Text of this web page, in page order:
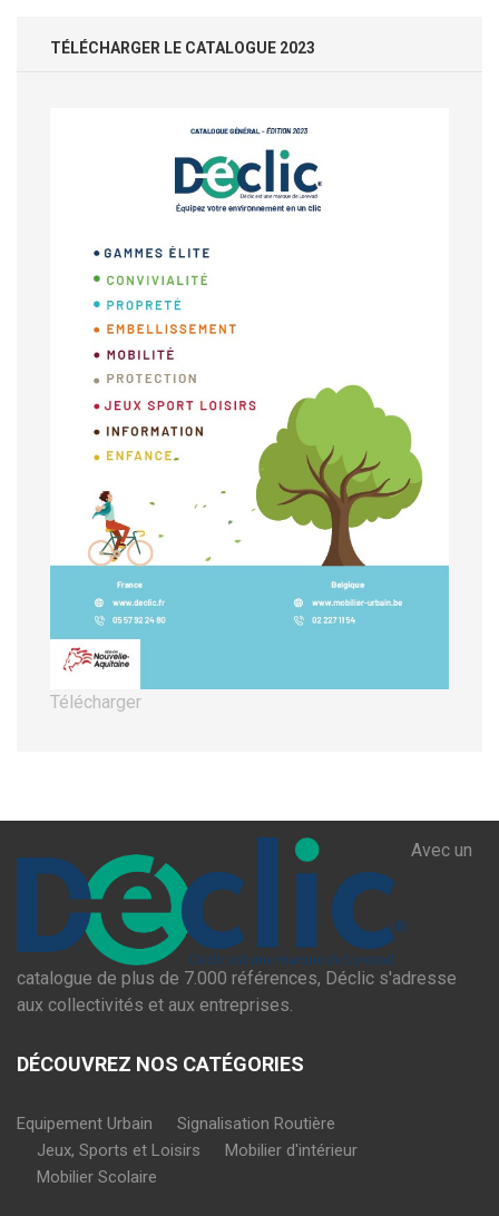
TÉLÉCHARGER LE CATALOGUE 2023
Télécharger
Avec un
catalogue de plus de 7.000 références, Déclic s'adresse
aux collectivités et aux entreprises.
DÉCOUVREZ NOS CATÉGORIES
Equipement Urbain
Signalisation Routière
Jeux, Sports et Loisirs
Mobilier d'intérieur
Mobilier Scolaire